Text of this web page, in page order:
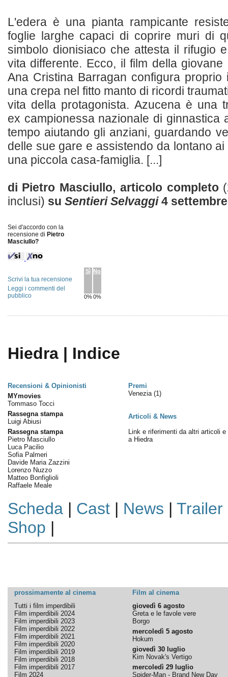
L'edera è una pianta rampicante
foglie larghe capaci di coprire muri di
simbolo dionisiaco che attesta il rifugio
vita differente. Ecco, il film della
Ana Cristina Barragan configura
una crepa nel fitto manto di ricordi
vita della protagonista. Azucena è una
ex campionessa nazionale di ginnastica
tempo aiutando gli anziani, guardando
delle sue gare e assistendo da lontano
una piccola casa-famiglia. [...]
di Pietro Masciullo, articolo completo
inclusi) su Sentieri Selvaggi4
Sei d'accordo con la
recensione di Pietro
Masciullo?
Sì
0%
No
0%
Scrivi la tua recensione
Leggi i commenti del
pubblico
Hiedra | Indice
Recensioni & Opinionisti
Premi
MYmovies
Tommaso Tocci
Rassegna stampa
Luigi Abiusi
Rassegna stampa
Pietro Masciullo
Luca Pacilio
Sofia Palmeri
Davide Maria Zazzini
Lorenzo Nuzzo
Matteo Bonfiglioli
Raffaele Meale
Venezia (1)
Articoli & News
Link e riferimenti da altri articoli e
a Hiedra
Scheda| Cast| News | Trailer
Shop |
prossimamente al cinema
Film al cinema
Tutti i film imperdibili
Film imperdibili 2024
Film imperdibili 2023
Film imperdibili 2022
Film imperdibili 2021
Film imperdibili 2020
Film imperdibili 2019
Film imperdibili 2018
Film imperdibili 2017
Film 2024
giovedì 6 agosto
Greta e le favole vere
Borgo
mercoledì 5 agosto
Hokum
giovedì 30 luglio
Kim Novak's Vertigo
mercoledì 29 luglio
Spider-Man - Brand New Day